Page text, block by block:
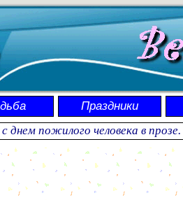
Праздники
днем пожилого человека в прозе.